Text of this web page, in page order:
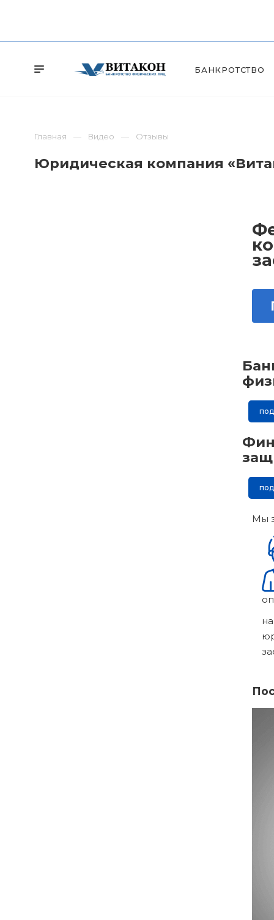
БАНКРОТСТВО
Главная Видео Отзывы
Юридическая компания
Мы